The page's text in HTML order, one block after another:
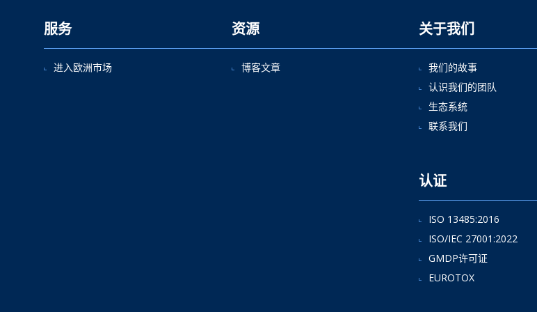
服务
进入欧洲市场
资源
博客文章
关于我们
我们的故事
认识我们的团队
生态系统
联系我们
认证
ISO 13485:2016
ISO/IEC 27001:2022
GMDP许可证
EUROTOX